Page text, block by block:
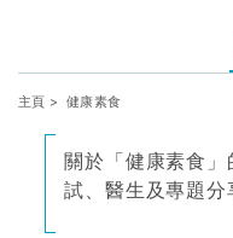
主頁 > 健康素食
關於「健康素食」
試、醫生及專題分